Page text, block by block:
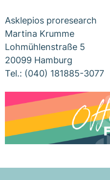
Asklepios proresearch
Martina Krumme
Lohmühlenstraße 5
20099 Hamburg
Tel.: (040) 181885-3077